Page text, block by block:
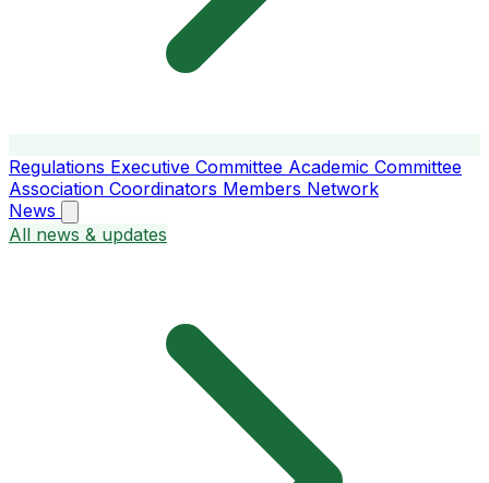
Regulations Executive Committee Academic Committee
Association Coordinators Members Network
News
All news & updates